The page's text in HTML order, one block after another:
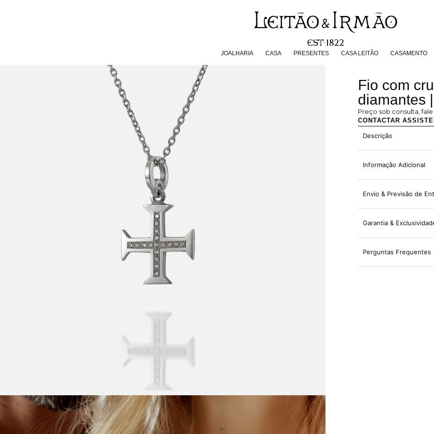
JOALHARIA CASA PRESENTES CASA LEITÃO CASAMENTO
PRESENTES CASA LEITÃO
Fio com
diamantes
Preço sob consulta,
CONTACTAR
Descrição
Informação Adicional
Envio & Previsão de
Garantia &
Perguntas Frequentes